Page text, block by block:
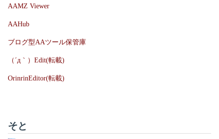
AAMZ Viewer
AAHub
ブログ型AAツール保管庫
（´д｀）Edit(転載)
OrinrinEditor(転載)
そと